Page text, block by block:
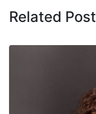
Related Post